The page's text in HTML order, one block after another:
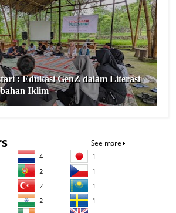
: Edukasi GenZ dalam Literasi
Iklim